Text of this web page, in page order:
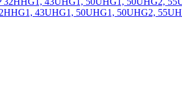
43UHG1, 50UHG1, 50UHG2,